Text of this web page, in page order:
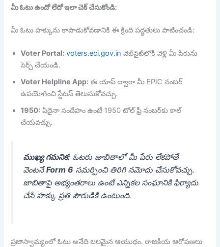
మీ ఓటు ఉందో లేదో ఇలా చెక్ చేసుకోండి:
మీ ఓటు హక్కును కాపాడుకోవడానికి ఈ క్రింది పద్ధతులు పాటించండి:
Voter Portal: voters.eci.gov.in వెబ్‌సైట్‌లోకి వెళ్లి మీ పేరును
సెర్చ్ చేయండి.
Voter Helpline App: ఈ యాప్ ద్వారా మీ EPIC నంబర్
ఉపయోగించి స్టేటస్ తెలుసుకోవచ్చు.
1950: ఏదైనా సందేహం ఉంటే 1950 టోల్ ఫ్రీ నంబర్‌కు కాల్
చేయవచ్చు.
ముఖ్య గమనిక: ఓటరు జాబితాలో మీ పేరు లేకపోతే
వెంటనేForm 6 సమర్పించి తిరిగి నమోదు చేసుకోవచ్చు.
జాబితాపై అభ్యంతరాలు ఉంటే ఎన్నికల సంఘానికి ఫిర్యాదు
చేసే హక్కు ప్రతి పౌరుడికి ఉంటుంది.
ప్రజాస్వామ్యంలో ఓటు అనేది బలమైన ఆయుధం. రాజకీయ ఆరోపణలు